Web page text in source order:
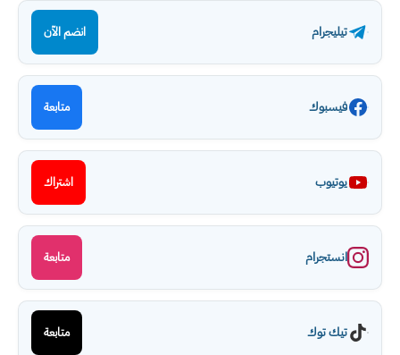
تيليجرام انضم الآن
فيسبوك متابعة
يوتيوب اشتراك
انستجرام متابعة
تيك توك متابعة